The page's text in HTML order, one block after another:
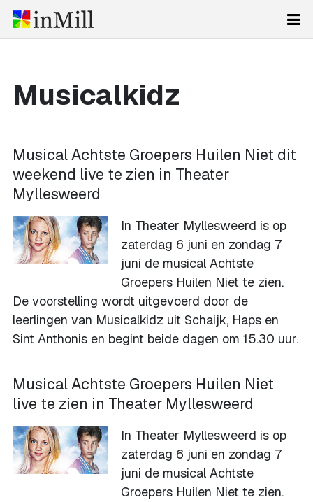
Musicalkidz
Musical Achtste Groepers Huilen Niet dit
weekend live te zien in Theater
Myllesweerd
In Theater Myllesweerd is op
zaterdag 6 juni en zondag 7
juni de musical Achtste
Groepers Huilen Niet te zien.
De voorstelling wordt uitgevoerd door de
leerlingen van Musicalkidz uit Schaijk, Haps en
Sint Anthonis en begint beide dagen om 15.30 uur.
Musical Achtste Groepers Huilen Niet
live te zien in Theater Myllesweerd
In Theater Myllesweerd is op
zaterdag 6 juni en zondag 7
juni de musical Achtste
Groepers Huilen Niet te zien.